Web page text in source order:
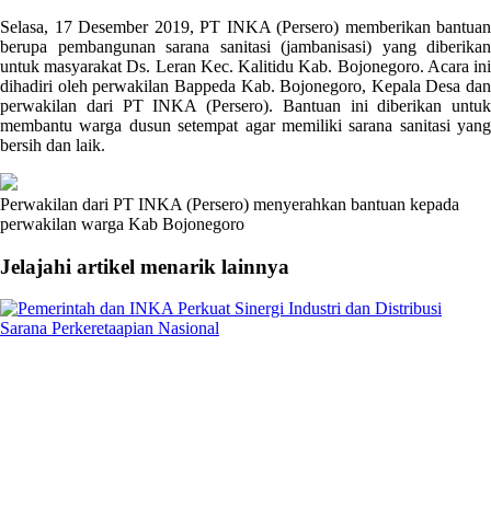
Selasa, 17 Desember 2019, PT INKA (Persero) memberikan bantuan
berupa pembangunan sarana sanitasi (jambanisasi) yang diberikan
untuk masyarakat Ds. Leran Kec. Kalitidu Kab. Bojonegoro. Acara ini
dihadiri oleh perwakilan Bappeda Kab. Bojonegoro, Kepala Desa dan
perwakilan dari PT INKA (Persero). Bantuan ini diberikan untuk
membantu warga dusun setempat agar memiliki sarana sanitasi yang
bersih dan laik.
Perwakilan dari PT INKA (Persero) menyerahkan bantuan kepada
perwakilan warga Kab Bojonegoro
Jelajahi artikel menarik lainnya